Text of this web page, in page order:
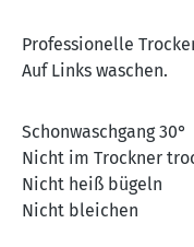
Professionelle
Auf Links waschen.
Schonwaschgang 30°
Nicht im Trockner
Nicht heiß bügeln
Nicht bleichen